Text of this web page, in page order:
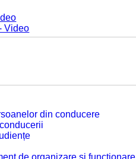
Video
din conducere
de organizare și funcționare